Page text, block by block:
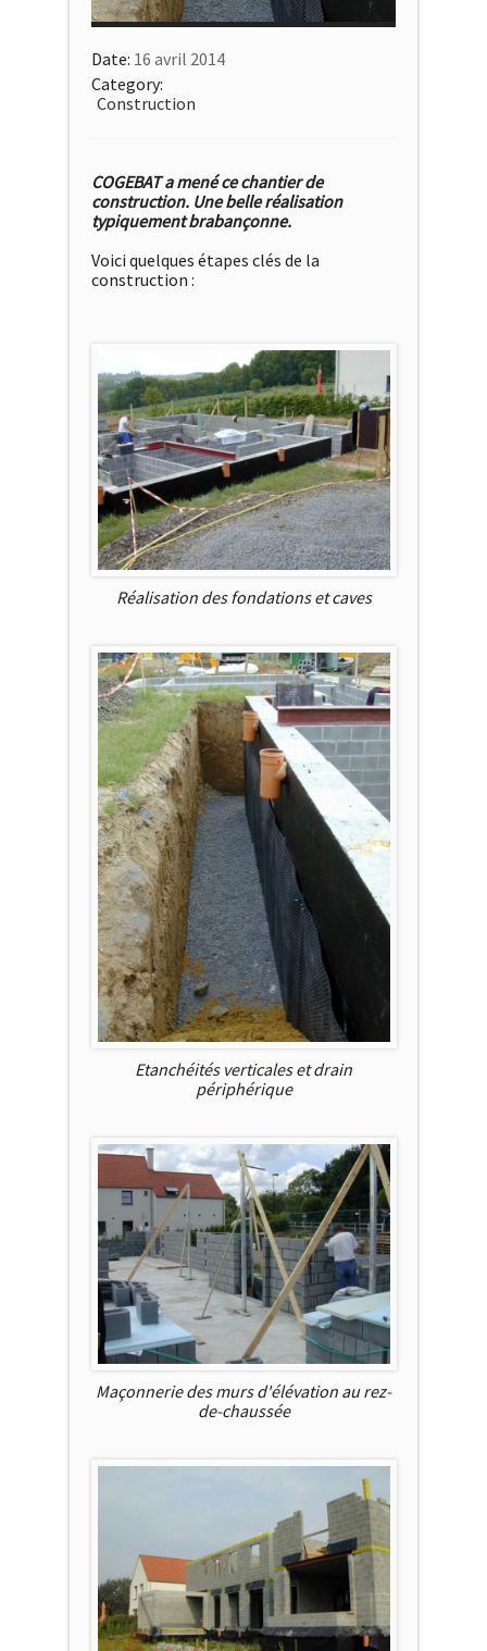
Date: 16 avril 2014
Category:
Construction
COGEBAT a mené ce chantier de
construction. Une belle réalisation
typiquement brabançonne.
Voici quelques étapes clés de la
construction :
Réalisation des fondations et caves
Etanchéités verticales et drain
périphérique
Maçonnerie des murs d'élévation au rez-
de-chaussée